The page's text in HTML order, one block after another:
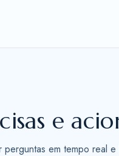
e
em tempo real